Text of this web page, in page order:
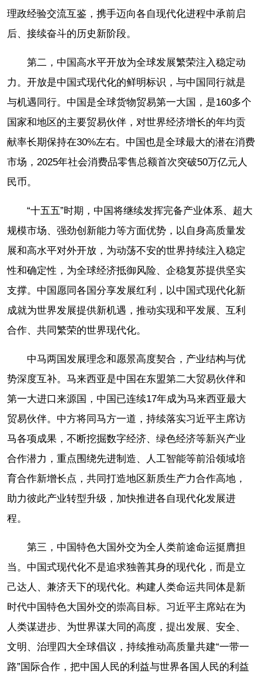
理政经验交流互鉴，携手迈向各自现代化进程中承前启
后、接续奋斗的历史新阶段。
第二，中国高水平开放为全球发展繁荣注入稳定动
力。开放是中国式现代化的鲜明标识，与中国同行就是
与机遇同行。中国是全球货物贸易第一大国，是160多个
国家和地区的主要贸易伙伴，对世界经济增长的年均贡
献率长期保持在30%左右。中国也是全球最大的潜在消费
市场，2025年社会消费品零售总额首次突破50万亿元人
民币。
“十五五”时期，中国将继续发挥完备产业体系、超大
规模市场、强劲创新能力等方面优势，以自身高质量发
展和高水平对外开放，为动荡不安的世界持续注入稳定
性和确定性，为全球经济抵御风险、企稳复苏提供坚实
支撑。中国愿同各国分享发展红利，以中国式现代化新
成就为世界发展提供新机遇，推动实现和平发展、互利
合作、共同繁荣的世界现代化。
中马两国发展理念和愿景高度契合，产业结构与优
势深度互补。马来西亚是中国在东盟第二大贸易伙伴和
第一大进口来源国，中国已连续17年成为马来西亚最大
贸易伙伴。中方将同马方一道，持续落实习近平主席访
马各项成果，不断挖掘数字经济、绿色经济等新兴产业
合作潜力，重点围绕先进制造、人工智能等前沿领域培
育合作新增长点，共同打造地区新质生产力合作高地，
助力彼此产业转型升级，加快推进各自现代化发展进
程。
第三，中国特色大国外交为全人类前途命运挺膺担
当。中国式现代化不是追求独善其身的现代化，而是立
己达人、兼济天下的现代化。构建人类命运共同体是新
时代中国特色大国外交的崇高目标。习近平主席站在为
人类谋进步、为世界谋大同的高度，提出发展、安全、
文明、治理四大全球倡议，持续推动高质量共建“一带一
路”国际合作，把中国人民的利益与世界各国人民的利益